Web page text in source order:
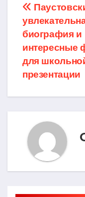
по
биография и
интересные
для
презентации